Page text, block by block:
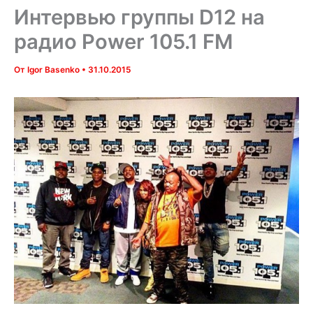
Интервью группы D12 на
радио Power 105.1 FM
От Igor Basenko • 31.10.2015